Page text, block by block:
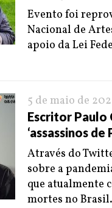
Evento foi
Nacional de
apoio da Lei
5 de maio de
Escritor
‘assassinos
Através do
sobre a
que atualmente
mortes no Brasil.